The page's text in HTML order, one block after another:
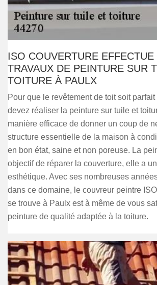
ISO COUVERTURE EFFECTUE
TRAVAUX DE PEINTURE SUR
TOITURE À PAULX
Pour que le revêtement de toit soit
devez réaliser la peinture sur tuile et
manière efficace de donner un coup de
structure essentielle de la maison à
en bon état, saine et non poreuse. La
objectif de réparer la couverture, elle a
esthétique. Avec ses nombreuses
dans ce domaine, le couvreur peintre
se trouve à Paulx est à même de vous
peinture de qualité adaptée à la toiture.